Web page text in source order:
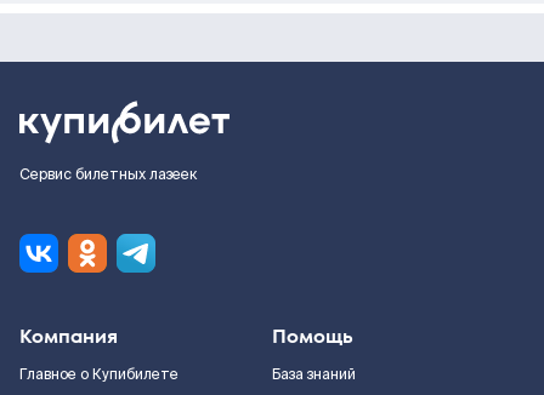
Сервис билетных лазеек
Компания
Главное о Купибилете
Помощь
База знаний